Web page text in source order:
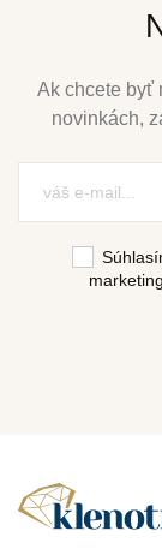
Ak chcete byť
novinkách,